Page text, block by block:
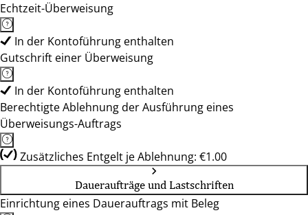
Echtzeit-Überweisung
In der Kontoführung enthalten
Gutschrift einer Überweisung
In der Kontoführung enthalten
Berechtigte Ablehnung der Ausführung eines
Überweisungs-Auftrags
Zusätzliches Entgelt je Ablehnung: €1.00
Daueraufträge und Lastschriften
Einrichtung eines Dauerauftrags mit Beleg